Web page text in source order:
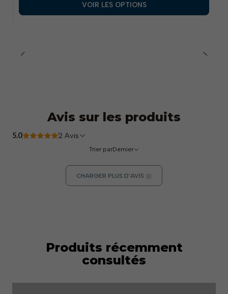
VOIR LES OPTIONS
Avis sur les produits
5.0 2 Avis
Trier parDernier
CHARGER PLUS D'AVIS
Produits récemment
consultés